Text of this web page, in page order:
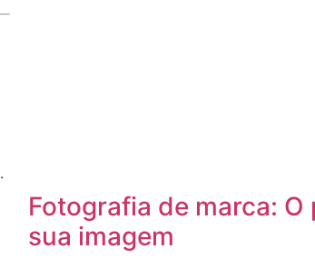
.
Fotografia de marca:
sua imagem